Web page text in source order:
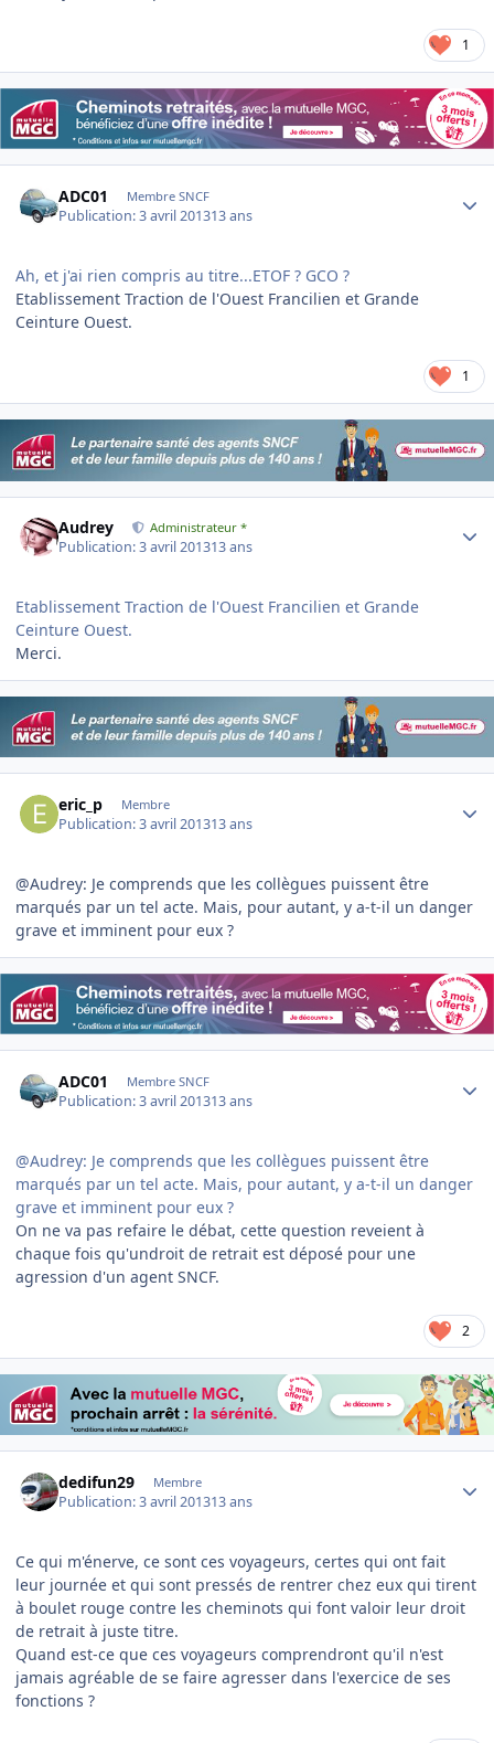
1
ADC01 Membre SNCF
Publication:3 avril 201313 ans
Ah, et j'ai rien compris au titre...ETOF ? GCO ?
Etablissement Traction de l'Ouest Francilien et Grande
Ceinture Ouest.
1
Audrey Administrateur *
Publication:3 avril 201313 ans
Etablissement Traction de l'Ouest Francilien et Grande
Ceinture Ouest.
Merci.
eric_p Membre
Publication:3 avril 201313 ans
@Audrey: Je comprends que les collègues puissent être
marqués par un tel acte. Mais, pour autant, y a-t-il un danger
grave et imminent pour eux ?
ADC01 Membre SNCF
Publication:3 avril 201313 ans
@Audrey: Je comprends que les collègues puissent être
marqués par un tel acte. Mais, pour autant, y a-t-il un danger
grave et imminent pour eux ?
On ne va pas refaire le débat, cette question reveient à
chaque fois qu'undroit de retrait est déposé pour une
agression d'un agent SNCF.
2
dedifun29 Membre
Publication:3 avril 201313 ans
Ce qui m'énerve, ce sont ces voyageurs, certes qui ont fait
leur journée et qui sont pressés de rentrer chez eux qui tirent
à boulet rouge contre les cheminots qui font valoir leur droit
de retrait à juste titre.
Quand est-ce que ces voyageurs comprendront qu'il n'est
jamais agréable de se faire agresser dans l'exercice de ses
fonctions ?